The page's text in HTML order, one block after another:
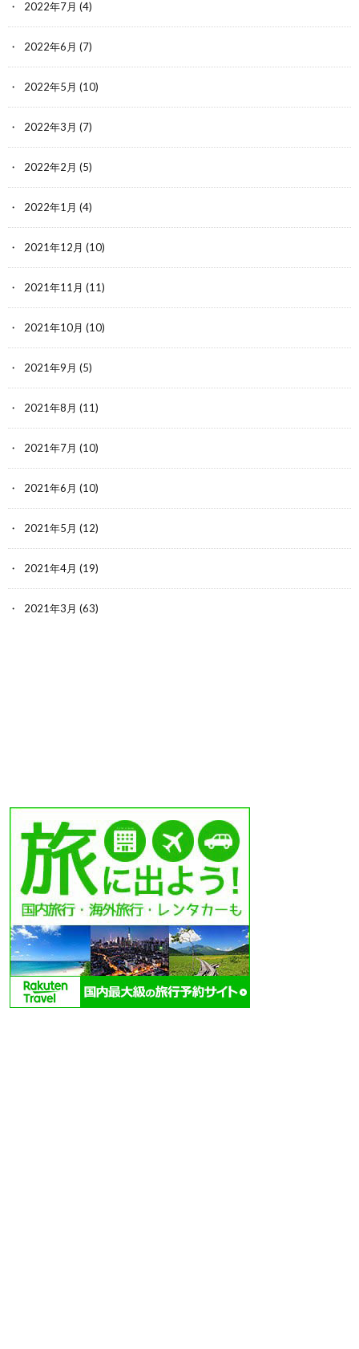
2022年7月 (4)
2022年6月 (7)
2022年5月 (10)
2022年3月 (7)
2022年2月 (5)
2022年1月 (4)
2021年12月 (10)
2021年11月 (11)
2021年10月 (10)
2021年9月 (5)
2021年8月 (11)
2021年7月 (10)
2021年6月 (10)
2021年5月 (12)
2021年4月 (19)
2021年3月 (63)